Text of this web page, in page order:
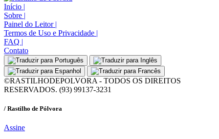
Início |
Sobre |
Painel do Leitor |
Termos de Uso e Privacidade |
FAQ |
Contato
©RASTILHODEPOLVORA - TODOS OS DIREITOS
RESERVADOS. (93) 99137-3231
/ Rastilho de Pólvora
Assine